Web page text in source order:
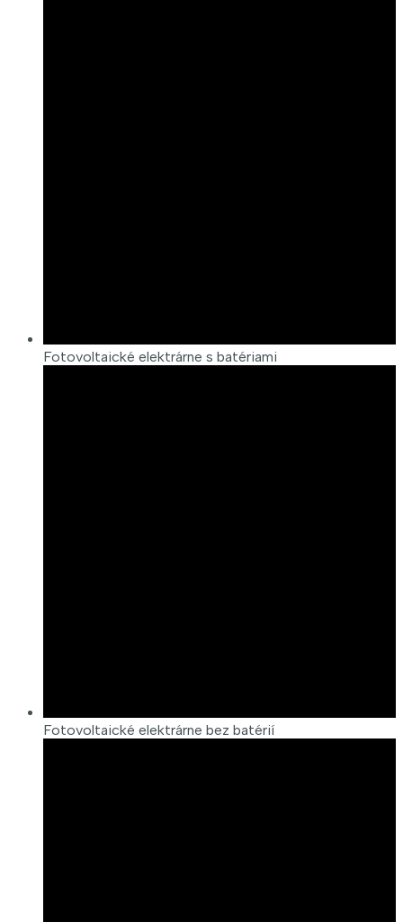
Fotovoltaické elektrárne s batériami
Fotovoltaické elektrárne bez batérií